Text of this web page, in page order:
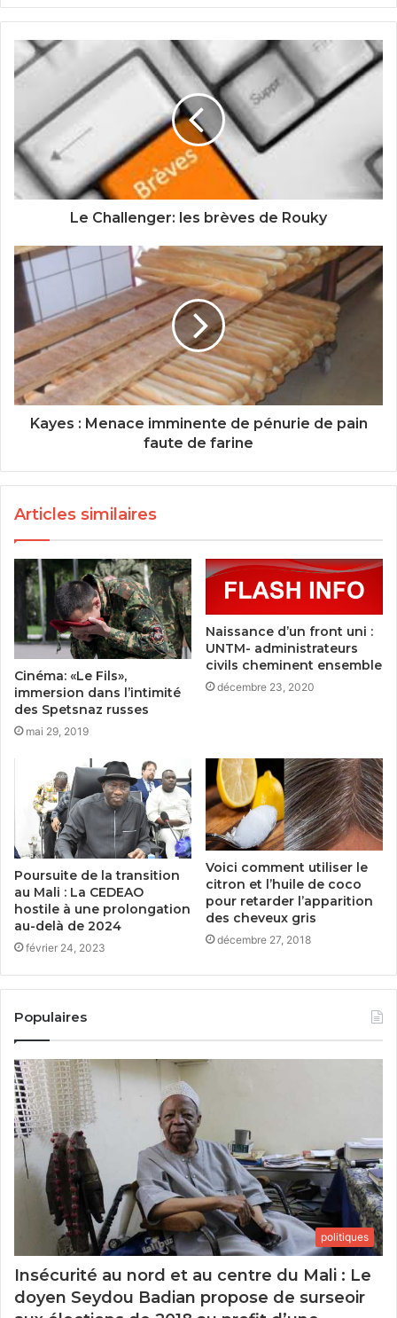
Le Challenger: les brèves de Rouky
Kayes : Menace imminente de pénurie de pain
faute de farine
Articles similaires
Cinéma: «Le Fils»,
immersion dans l’intimité
des Spetsnaz russes
mai 29, 2019
Naissance d’un front uni :
UNTM- administrateurs
civils cheminent ensemble
décembre 23, 2020
Poursuite de la transition
au Mali : La CEDEAO
hostile à une prolongation
au-delà de 2024
février 24, 2023
Voici comment utiliser le
citron et l’huile de coco
pour retarder l’apparition
des cheveux gris
décembre 27, 2018
Populaires
politiques
Insécurité au nord et au centre du Mali : Le
doyen Seydou Badian propose de surseoir